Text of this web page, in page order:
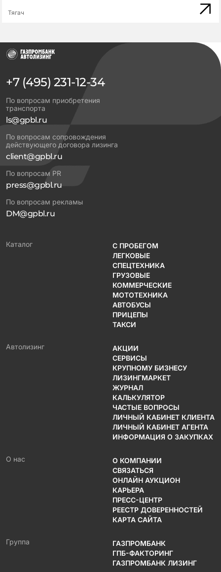
Тягач
+7 (495) 231-12-34
По вопросам приобретения
транспорта
ls@gpbl.ru
По вопросам сопровождения
действующего договора лизинга
client@gpbl.ru
По вопросам PR
press@gpbl.ru
По вопросам рекламы
DM@gpbl.ru
Каталог
С ПРОБЕГОМ
ЛЕГКОВЫЕ
СПЕЦТЕХНИКА
ГРУЗОВЫЕ
КОММЕРЧЕСКИЕ
МОТОТЕХНИКА
АВТОБУСЫ
ПРИЦЕПЫ
ТАКСИ
Автолизинг
АКЦИИ
СЕРВИСЫ
КРУПНОМУ БИЗНЕСУ
ЛИЗИНГМАРКЕТ
ЖУРНАЛ
КАЛЬКУЛЯТОР
ЧАСТЫЕ ВОПРОСЫ
ЛИЧНЫЙ КАБИНЕТ КЛИЕНТА
ЛИЧНЫЙ КАБИНЕТ АГЕНТА
ИНФОРМАЦИЯ О ЗАКУПКАХ
О нас
О КОМПАНИИ
СВЯЗАТЬСЯ
ОНЛАЙН АУКЦИОН
КАРЬЕРА
ПРЕСС-ЦЕНТР
РЕЕСТР ДОВЕРЕННОСТЕЙ
КАРТА САЙТА
Группа
ГАЗПРОМБАНК
ГПБ-ФАКТОРИНГ
ГАЗПРОМБАНК ЛИЗИНГ